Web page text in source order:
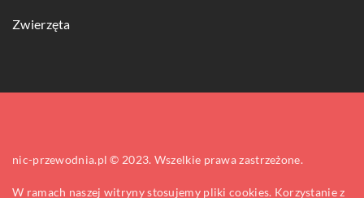
Zwierzęta
nic-przewodnia.pl © 2023. Wszelkie prawa zastrzeżone.
W ramach naszej witryny stosujemy pliki cookies. Korzystanie z